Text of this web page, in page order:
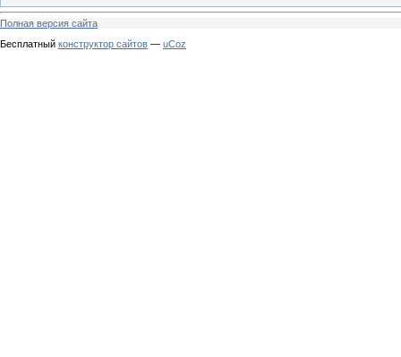
Полная версия сайта
Бесплатный конструктор сайтов — uCoz